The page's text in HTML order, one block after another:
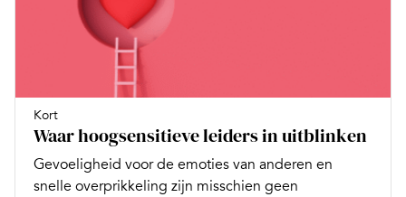
Kort
Waar hoogsensitieve leiders in uitblinken
Gevoeligheid voor de emoties van anderen en
snelle overprikkeling zijn misschien geen